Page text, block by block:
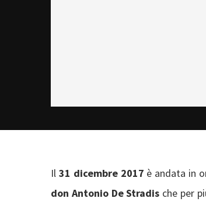
Il 31 dicembre 2017 è andata in
don Antonio De Stradis che per